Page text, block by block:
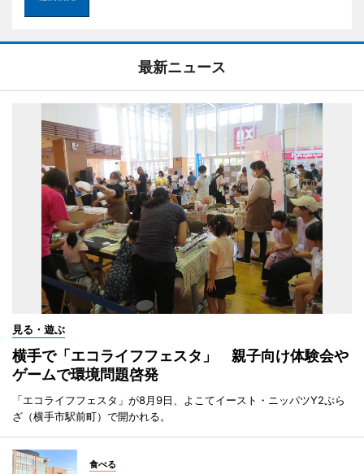
最新ニュース
見る・遊ぶ
横手で「エコライフフェスタ」 親子向け体験会や
ゲームで環境問題啓発
「エコライフフェスタ」が8月9日、よこてイースト・ニッパツY2ぷら
ざ（横手市駅前町）で開かれる。
食べる